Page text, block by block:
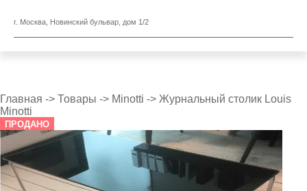
г. Москва, Новинский бульвар, дом 1/2
Главная -> Товары -> Minotti -> Журнальный столик Louis
Minotti
ПРОДАНО